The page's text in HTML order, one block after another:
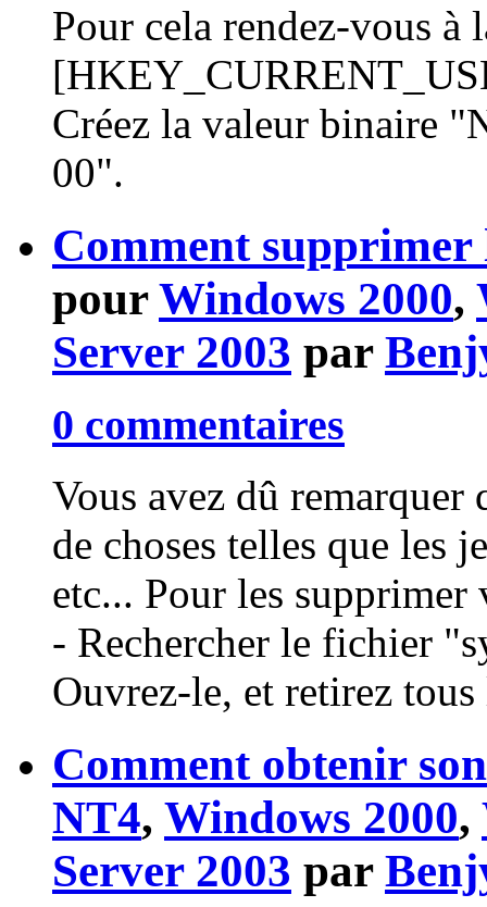
Pour cela rendez-vous à
Créez la valeur binaire
00".
Comment supprimer
pourWindows 2000,
Server 2003 par
0 commentaires
Vous avez dû
de choses telles que les
etc... Pour les
- Rechercher le fichier
Ouvrez-le, et retirez
Comment obtenir
NT4, Windows 2000,
Server 2003 par